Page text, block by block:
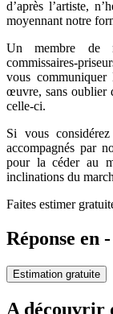
d’après l’artiste,
moyennant notre
Un membre de
commissaires-
vous communiquer
œuvre, sans oublier
celle-ci.
Si vous
accompagnés par
pour la céder au
inclinations du
Faites estimer
Réponse en
Estimation gratuite
A découvrir